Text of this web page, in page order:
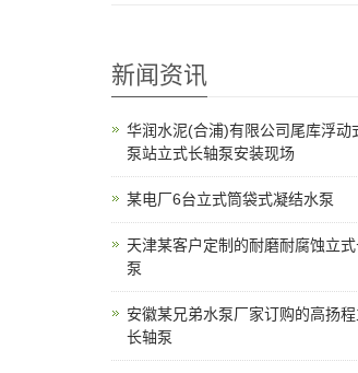
新闻资讯
华润水泥(合浦)有限公司尾库浮动
泵站立式长轴泵安装现场
某电厂6台立式筒袋式凝结水泵
天津某客户定制的耐磨耐腐蚀立
泵
安徽某兄弟水泵厂家订购的高扬
长轴泵